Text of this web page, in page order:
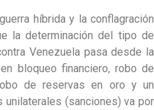
híbrida y la conflagración
la determinación del tipo de
Venezuela pasa desde la
bloqueo financiero, robo de
de reservas en oro y un
(sanciones) va por